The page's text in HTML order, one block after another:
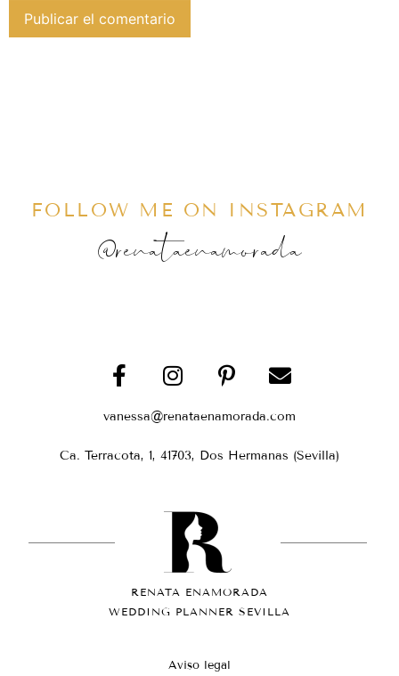
FOLLOW ME ON INSTAGRAM
@renataenamorada
vanessa@renataenamorada.com
Ca. Terracota, 1, 41703, Dos Hermanas (Sevilla)
RENATA ENAMORADA
WEDDING PLANNER SEVILLA
Aviso legal